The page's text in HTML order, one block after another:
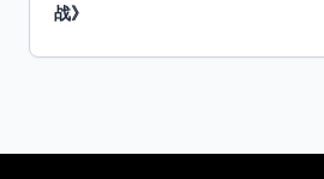
战》